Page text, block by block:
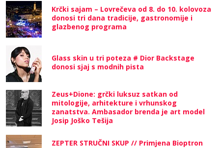
Krčki sajam – Lovrečeva od 8. do 10. kolovoza
donosi tri dana tradicije, gastronomije i
glazbenog programa
Glass skin u tri poteza # Dior Backstage
donosi sjaj s modnih pista
Zeus+Dione: grčki luksuz satkan od
mitologije, arhitekture i vrhunskog
zanatstva. Ambasador brenda je art model
Josip Joško Tešija
ZEPTER STRUČNI SKUP // Primjena Bioptron